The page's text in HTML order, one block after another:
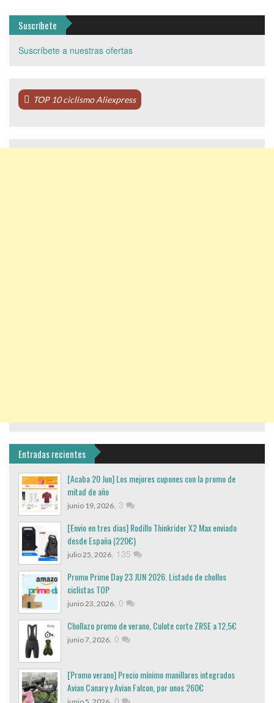
Suscríbete
Suscríbete a nuestras ofertas
TOP 10 ciclismo Aliexpress
Entradas recientes
[Acaba 20 Jun] Los mejores cupones con la promo de
mitad de año
junio 19, 2026, 3
[Envio en tres dias] Rodillo Thinkrider X2 Max enviado
desde España (220€)
julio 25, 2026, 135
Promo Prime Day 23 JUN 2026. Listado de chollos
ciclistas TOP
junio 23, 2026, 0
Chollazo promo de verano, Culote corto ZRSE a 12,5€
junio 7, 2026, 0
[Promo verano] Precio mínimo manillares integrados
Avian Canary y Avian Falcon, por unos 260€
0